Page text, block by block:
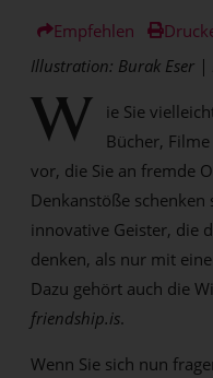
Empfehlen
Illustration: Burak Eser |
W
ie Sie
Bücher,
vor, die Sie an fremde
Denkanstöße
innovative Geister, die
denken, als nur mit
Dazu gehört auch die
friendship.is.
Wenn Sie sich nun